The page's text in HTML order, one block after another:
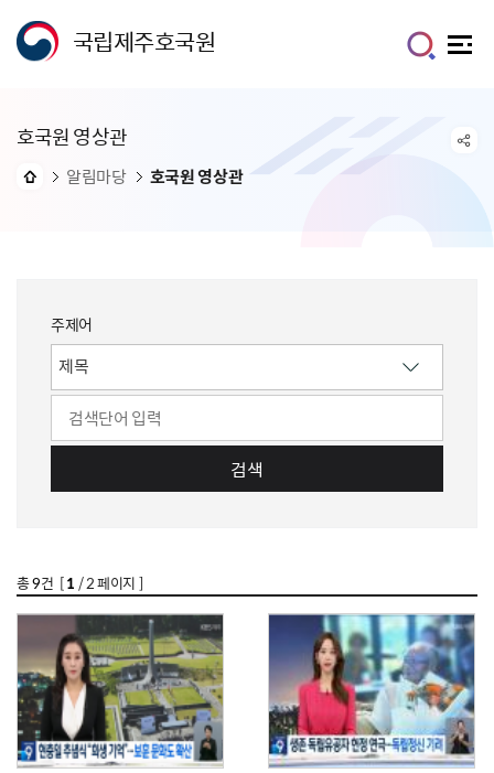
국립제주호국원
호국원 영상관
알림마당 호국원 영상관
주제어
검색
총9건 [1 / 2 페이지 ]